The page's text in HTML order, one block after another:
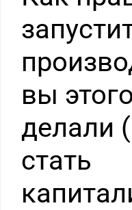
вы
делали
стать